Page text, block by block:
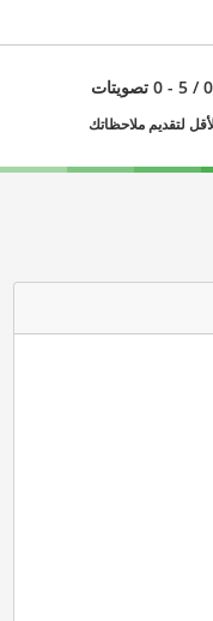
0 / 5 - 0 تصويتات
لتقديم ملاحظاتك